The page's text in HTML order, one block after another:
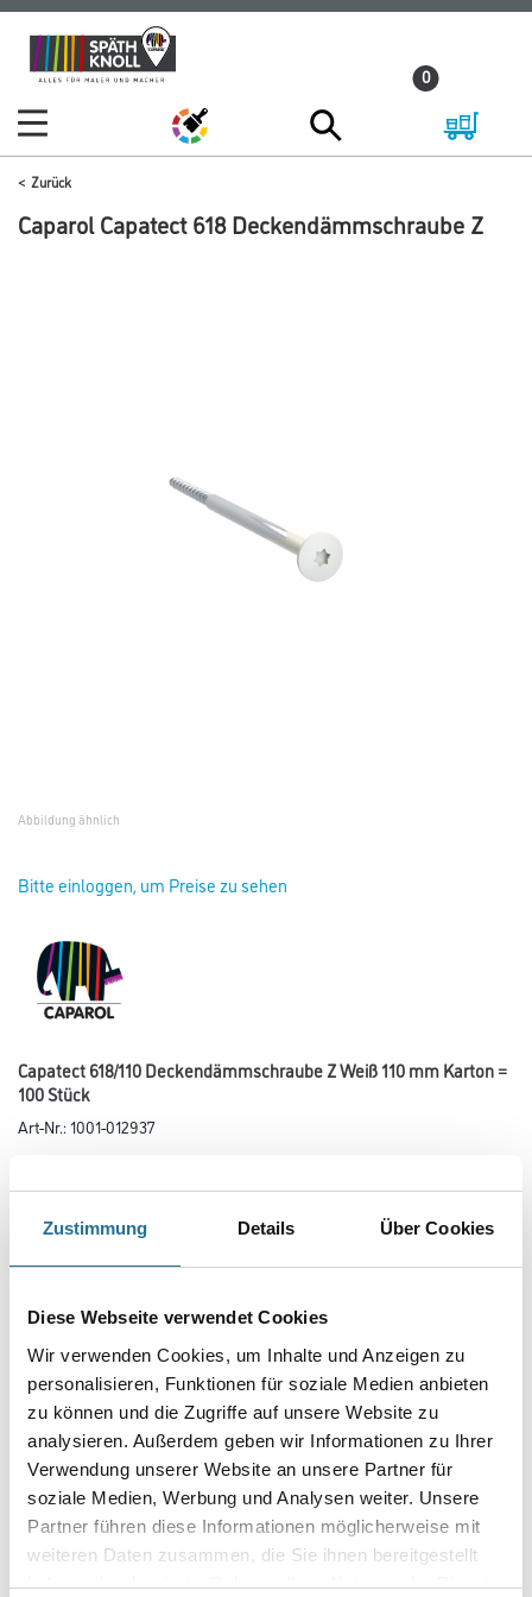
Zustimmung Details Über Cookies
Diese Webseite verwendet Cookies
Wir verwenden Cookies, um Inhalte und Anzeigen zu
personalisieren, Funktionen für soziale Medien anbieten
zu können und die Zugriffe auf unsere Website zu
analysieren. Außerdem geben wir Informationen zu Ihrer
Verwendung unserer Website an unsere Partner für
soziale Medien, Werbung und Analysen weiter. Unsere
Partner führen diese Informationen möglicherweise mit
weiteren Daten zusammen, die Sie ihnen bereitgestellt
haben oder die sie im Rahmen Ihrer Nutzung der Dienste
Zum
Inhalt
Zum
Navigationsmenü
0
Zurück
Caparol Capatect 618 Deckendämmschraube Z
Abbildung ähnlich
Bitte einloggen, um Preise zu sehen
Capatect 618/110 Deckendämmschraube Z Weiß 110 mm Karton =
100 Stück
Art-Nr.:1001-012937
Gebinde
Variante